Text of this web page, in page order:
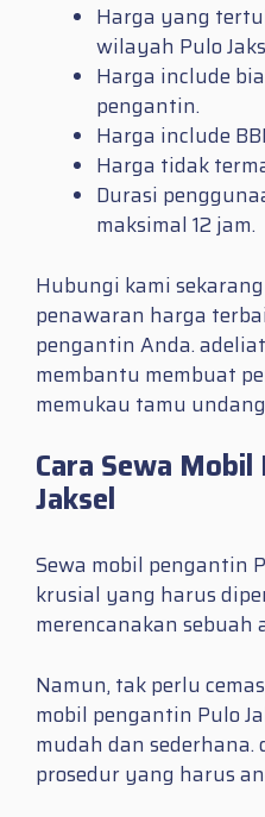
Harga yang
wilayah Pulo
Harga include
pengantin.
Harga include
Harga tidak
Durasi
maksimal 12 jam.
Hubungi kami
penawaran harga
pengantin Anda.
membantu membuat
memukau tamu
Cara Sewa
Jaksel
Sewa mobil pengantin
krusial yang harus
merencanakan sebuah
Namun, tak perlu
mobil pengantin Pulo
mudah dan
prosedur yang harus